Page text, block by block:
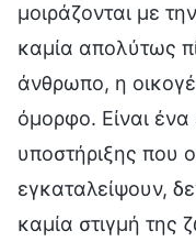
μοιράζονται με
καμία απολύτως
άνθρωπο, η
όμορφο. Είναι ένα
υποστήριξης που
εγκαταλείψουν,
καμία στιγμή της